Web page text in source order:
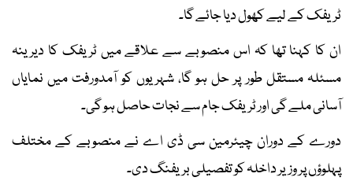
ٹریفک کے لیے کھول دیا جائے گا۔
ان کا کہنا تھا کہ اس منصوبے سے علاقے میں ٹریفک کا دیرینہ
مسئلہ مستقل طور پر حل ہو گا، شہریوں کو آمدورفت میں نمایاں
آسانی ملے گی اور ٹریفک جام سے نجات حاصل ہو گی۔
دورے کے دوران چیئرمین سی ڈی اے نے منصوبے کے مختلف
پہلوؤں پر وزیر داخلہ کو تفصیلی بریفنگ دی۔